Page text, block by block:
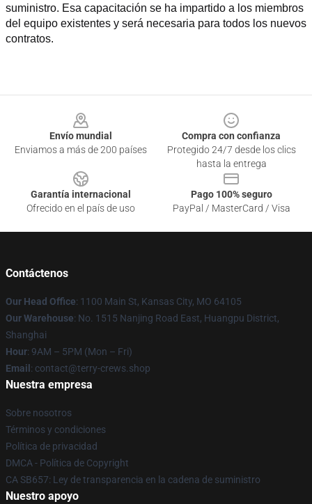
suministro. Esa capacitación se ha impartido a los miembros
del equipo existentes y será necesaria para todos los nuevos
contratos.
Envío mundial
Enviamos a más de 200 países
Compra con confianza
Protegido 24/7 desde los clics
hasta la entrega
Garantía internacional
Ofrecido en el país de uso
Pago 100% seguro
PayPal / MasterCard / Visa
Contáctenos
Our Head Office: 1100 Main St, Kansas City, MO 64105
Our Warehouse: No. 1515 Nanjing Road East, Huangpu District,
Shanghai
Hour: 9AM – 5PM (Mon – Fri)
Email : contact@terry-crews.shop
Nuestra empresa
Sobre nosotros
Términos y condiciones
Política de privacidad
DMCA - Política de Copyright
CA SB657: Ley de transparencia en la cadena de suministro
Nuestro apoyo